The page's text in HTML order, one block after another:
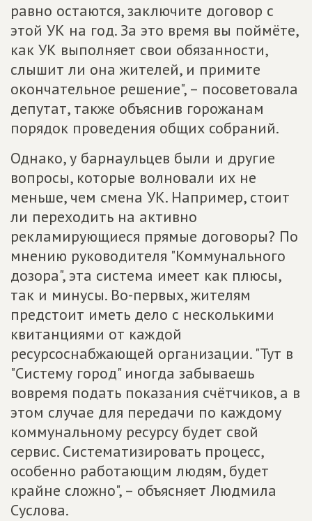
равно остаются, заключите договор с
этой УК на год. За это время вы поймёте,
как УК выполняет свои обязанности,
слышит ли она жителей, и примите
окончательное решение", – посоветовала
депутат, также объяснив горожанам
порядок проведения общих собраний.
Однако, у барнаульцев были и другие
вопросы, которые волновали их не
меньше, чем смена УК. Например, стоит
ли переходить на активно
рекламирующиеся прямые договоры? По
мнению руководителя "Коммунального
дозора", эта система имеет как плюсы,
так и минусы. Во-первых, жителям
предстоит иметь дело с несколькими
квитанциями от каждой
ресурсоснабжающей организации. "Тут в
"Систему город" иногда забываешь
вовремя подать показания счётчиков, а в
этом случае для передачи по каждому
коммунальному ресурсу будет свой
сервис. Систематизировать процесс,
особенно работающим людям, будет
крайне сложно", – объясняет Людмила
Суслова.